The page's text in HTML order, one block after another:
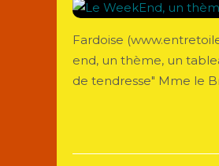
Fardoise
end, un thème, un
de tendresse" Mme le